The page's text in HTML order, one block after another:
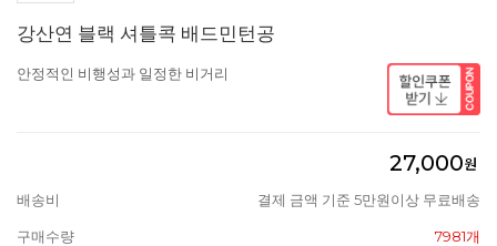
강산연 블랙 셔틀콕 배드민턴공
안정적인 비행성과 일정한 비거리
27,000원
배송비
결제 금액 기준 5만원이상 무료배송
구매수량 7981개